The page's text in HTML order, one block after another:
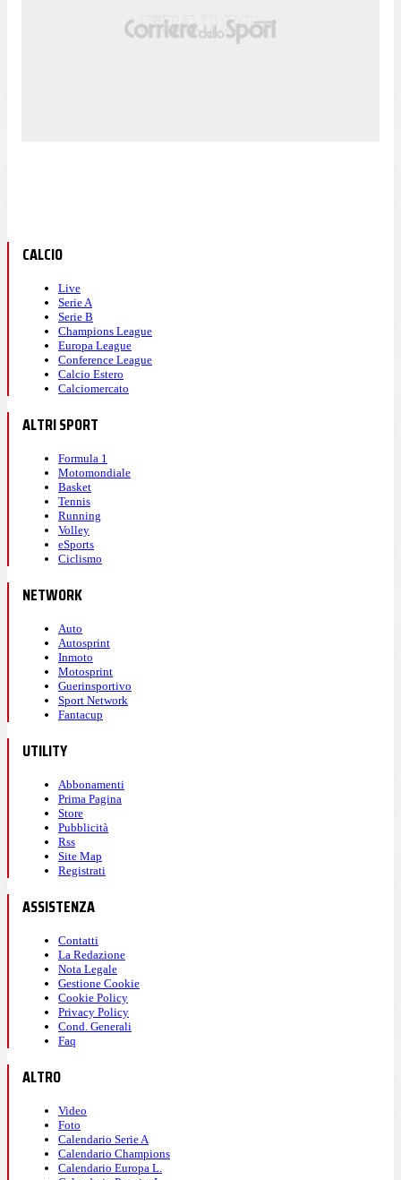
CALCIO
Live
Serie A
Serie B
Champions League
Europa League
Conference League
Calcio Estero
Calciomercato
ALTRI SPORT
Formula 1
Motomondiale
Basket
Tennis
Running
Volley
eSports
Ciclismo
NETWORK
Auto
Autosprint
Inmoto
Motosprint
Guerinsportivo
Sport Network
Fantacup
UTILITY
Abbonamenti
Prima Pagina
Store
Pubblicità
Rss
Site Map
Registrati
ASSISTENZA
Contatti
La Redazione
Nota Legale
Gestione Cookie
Cookie Policy
Privacy Policy
Cond. Generali
Faq
ALTRO
Video
Foto
Calendario Serie A
Calendario Champions
Calendario Europa L.